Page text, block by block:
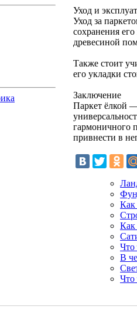
Уход и
Уход за
сохранения
древесиной
Также стоит
его укладки
Заключение
Паркет ёлкой
гармоничного
привнести в
Как
Как
Что
В
Что